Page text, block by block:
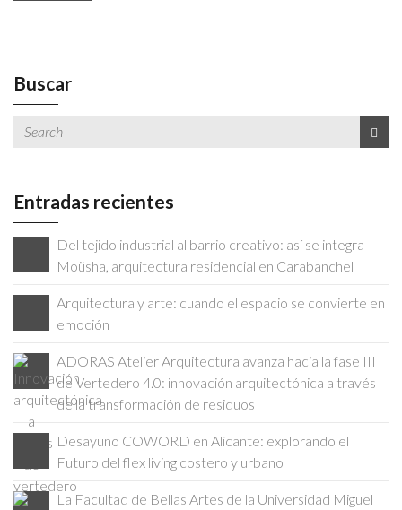
En la actualidad se ha llevado a cabo la plantación para
parque. Ahora los residentes pueden practicar deporte al aire
Buscar
Entradas recientes
Del tejido industrial al barrio creativo: así se integra
Moüsha, arquitectura residencial en Carabanchel
Arquitectura y arte: cuando el espacio se convierte en
emoción
ADORAS Atelier Arquitectura avanza hacia la fase III
de Vertedero 4.0: innovación arquitectónica a través
de la transformación de residuos
Desayuno COWORD en Alicante: explorando el
Futuro del flex living costero y urbano
La Facultad de Bellas Artes de la Universidad Miguel